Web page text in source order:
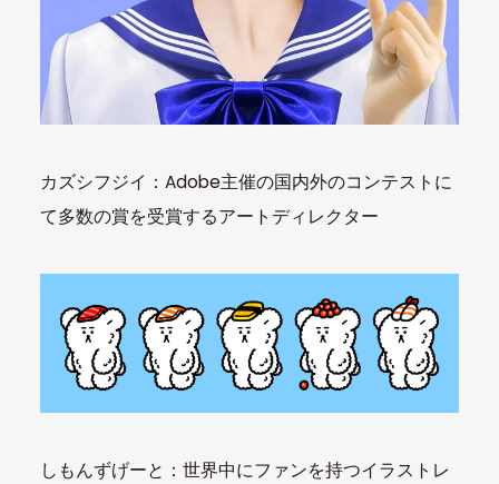
カズシフジイ：Adobe主催の国内外のコンテストに
て多数の賞を受賞するアートディレクター
しもんずげーと：世界中にファンを持つイラストレ